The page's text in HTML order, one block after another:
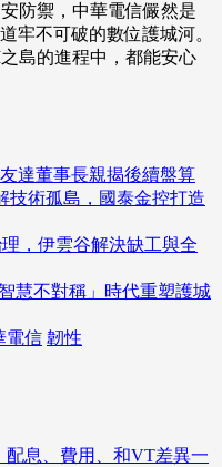
防禦，中華電信儼然是
牢不可破的數位護城河。
島的進程中，都能安心
達董事長親揭後續盤算
技術孤島，國泰金控打造
，伊雲谷解決缺工與全
慧不對稱」時代重塑護城
電信 韌性
配息、費用、和VT差異一